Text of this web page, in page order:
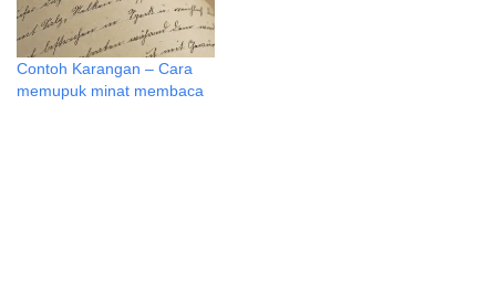
Contoh Karangan – Cara
memupuk minat membaca